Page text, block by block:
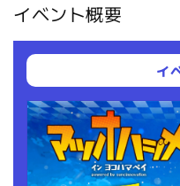
イ
チ
ケ
ッ
ト
の
イベント概要
イ